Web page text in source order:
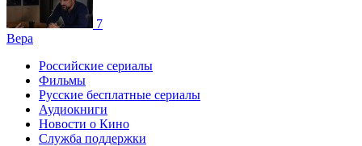
7
Вера
Российские сериалы
Фильмы
Русские бесплатные сериалы
Аудиокниги
Новости о Кино
Служба поддержки